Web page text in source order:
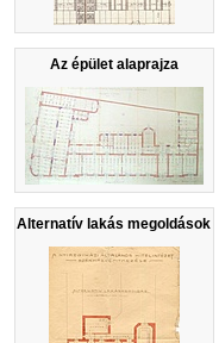
Az épület alaprajza
Alternatív lakás megoldások